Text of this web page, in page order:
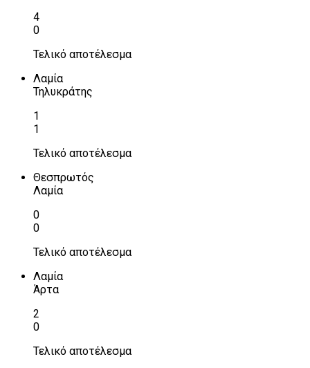
4
0
Τελικό αποτέλεσμα
Λαμία
Τηλυκράτης
1
1
Τελικό αποτέλεσμα
Θεσπρωτός
Λαμία
0
0
Τελικό αποτέλεσμα
Λαμία
Άρτα
2
0
Τελικό αποτέλεσμα